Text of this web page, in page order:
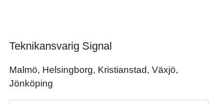
Teknikansvarig Signal
Teknikansvarig Signal
Malmö, Helsingborg, Kristianstad, Växjö,
Jönköping